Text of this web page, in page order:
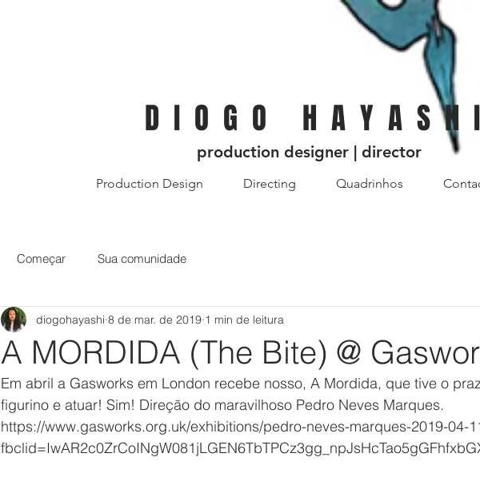
D I O G O H A Y A S H I
production designer | director
Production Design Directing Quadrinhos
Começar Sua comunidade
A MORDIDA (The Bite) @
diogohayashi 8 de mar. de 2019 1 min de leitura
Em abril a Gasworks em London recebe nosso, A Mordida, que tive o
figurino e atuar! Sim! Direção do maravilhoso Pedro Neves Marques.
https://www.gasworks.org.uk/exhibitions/pedro-neves-marques-2019-04-